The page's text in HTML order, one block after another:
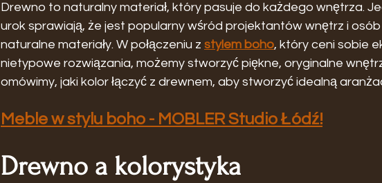
Drewno to naturalny materiał, który pasuje do każdego wnętrza.
urok sprawiają, że jest popularny wśród projektantów wnętrz i
naturalne materiały. W połączeniu z stylem boho, który ceni sobie
nietypowe rozwiązania, możemy stworzyć piękne, oryginalne
omówimy, jaki kolor łączyć z drewnem, aby stworzyć idealną
Meble w stylu boho - MOBLER Studio Łódź!
Drewno a kolorystyka